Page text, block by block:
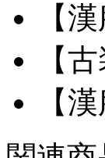
【
【
【